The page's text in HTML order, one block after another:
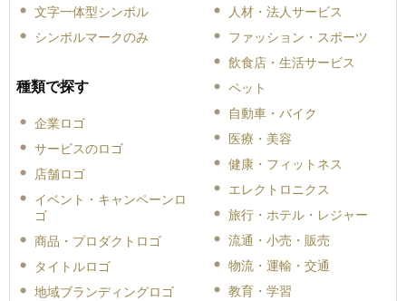
文字一体型シンボル
シンボルマークのみ
種類で探す
企業ロゴ
サービスのロゴ
店舗ロゴ
イベント・キャンペーンロ
ゴ
商品・プロダクトロゴ
タイトルロゴ
地域ブランディングロゴ
人材・法人サービス
ファッション・スポーツ
飲食店・生活サービス
ペット
自動車・バイク
医療・美容
健康・フィットネス
エレクトロニクス
旅行・ホテル・レジャー
流通・小売・販売
物流・運輸・交通
教育・学習